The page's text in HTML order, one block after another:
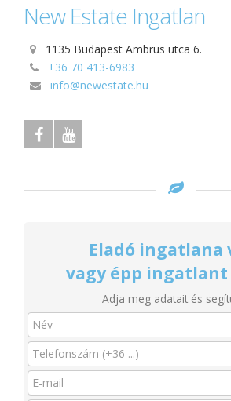
New Estate Ingatlan
1135 Budapest Ambrus utca 6.
+36 70 413-6983
info@newestate.hu
Eladó ingatlana
vagy épp ingatlant
Adja meg adatait és